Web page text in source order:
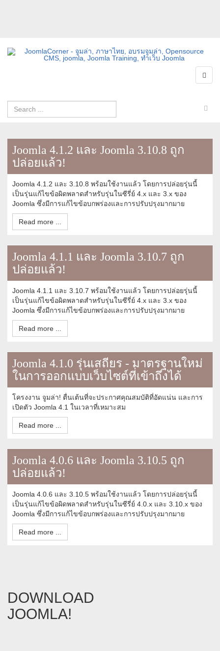
Joomla 4.1.2 และ Joomla 3.10.8 ถูก
ปล่อยแล้ว!
Joomla 4.1.2 และ 3.10.8 พร้อมใช้งานแล้ว โดยการปล่อยรุ่นนี้
เป็นรุ่นแก้ไขข้อผิดพลาดสำหรับรุ่นในซีรี่ย์ 4.x และ 3.x ของ
Joomla ซึ่งมีการแก้ไขข้อบกพร่องและการปรับปรุงมากมาย
Read more ...
Joomla 4.1.1 และ Joomla 3.10.7 ถูก
ปล่อยแล้ว!
Joomla 4.1.1 และ 3.10.7 พร้อมใช้งานแล้ว โดยการปล่อยรุ่นนี้
เป็นรุ่นแก้ไขข้อผิดพลาดสำหรับรุ่นในซีรี่ย์ 4.x และ 3.x ของ
Joomla ซึ่งมีการแก้ไขข้อบกพร่องและการปรับปรุงมากมาย
Read more ...
Joomla 4.1.0 รุ่นเสถียร - มาตรฐานใหม่
ในการออกแบบเว็บไซต์ที่เข้าถึงได้
โครงงาน จูมล่า! ตื่นเต้นที่จะประกาศคุณสมบัติที่อัดแน่น และการ
เปิดตัว Joomla 4.1 ในเวลาที่เหมาะสม
Read more ...
Joomla 4.0.6 และ Joomla 3.10.5 ถูก
ปล่อยแล้ว!
Joomla 4.0.6 และ 3.10.5 พร้อมใช้งานแล้ว โดยการปล่อยรุ่นนี้
เป็นรุ่นแก้ไขข้อผิดพลาดสำหรับรุ่นในซีรี่ย์ 4.0.x และ 3.10.x ของ
Joomla ซึ่งมีการแก้ไขข้อบกพร่องและการปรับปรุงมากมาย
Read more ...
DOWNLOAD
JOOMLA!